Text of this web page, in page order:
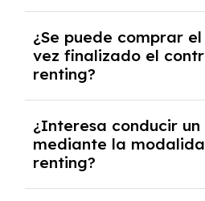
mejores ofertas de
todos los gastos incluidos
entradas.
¿Se puede comprar
vez finalizado el
renting?
renting se puede adquirir
caso tendrán que analizar
cantidad de kilómetros
del mercado actual.
¿Interesa conducir
mediante la
renting?